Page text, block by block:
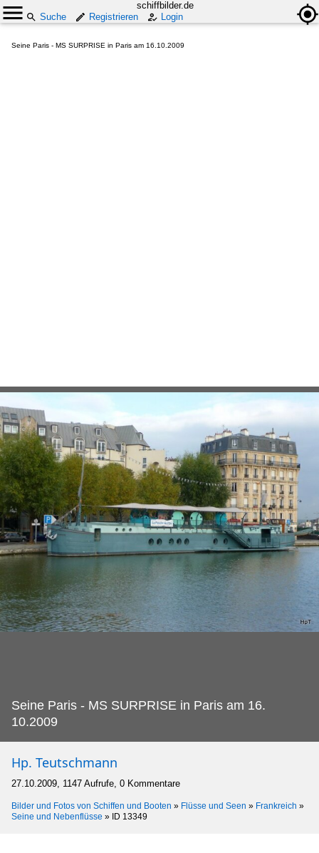
schiffbilder.de
Suche
Registrieren Login
Seine Paris - MS SURPRISE in Paris am 16.10.2009
Seine Paris - MS SURPRISE in Paris am 16.
10.2009
Hp. Teutschmann
27.10.2009, 1147 Aufrufe, 0 Kommentare
Bilder und Fotos von Schiffen und Booten » Flüsse und Seen » Frankreich »
Seine und Nebenflüsse » ID 13349